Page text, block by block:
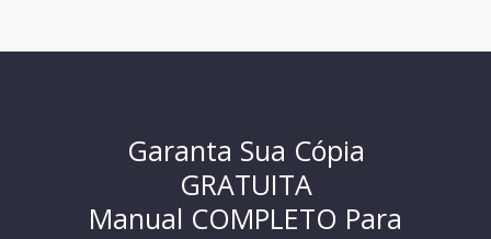
Garanta Sua Cópia
GRATUITA
Manual COMPLETO Para